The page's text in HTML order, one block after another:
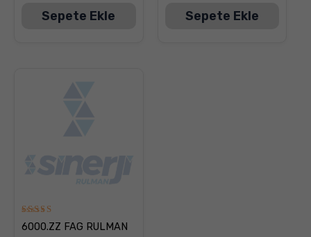
Sepete Ekle Sepete Ekle
5
üzerinden
6000.ZZ FAG RULMAN